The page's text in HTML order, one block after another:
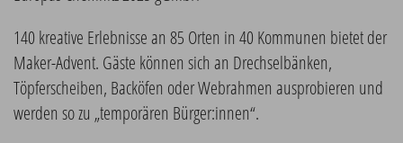
140 kreative Erlebnisse an 85 Orten in 40 Kommunen bietet der
Maker-Advent. Gäste können sich an Drechselbänken,
Töpferscheiben, Backöfen oder Webrahmen ausprobieren und
werden so zu „temporären Bürger:innen“.